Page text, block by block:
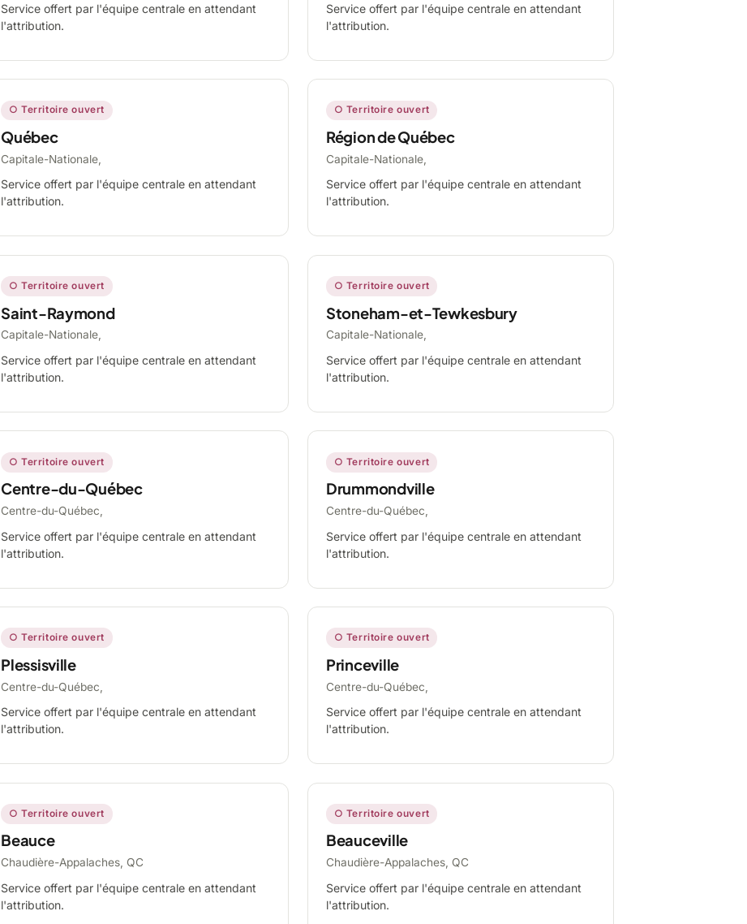
Service offert par l'équipe centrale en attendant
l'attribution.
Service offert par l'équipe centrale en attendant
l'attribution.
○ Territoire ouvert
Québec
Capitale-Nationale,
Service offert par l'équipe centrale en attendant
l'attribution.
○ Territoire ouvert
Région de Québec
Capitale-Nationale,
Service offert par l'équipe centrale en attendant
l'attribution.
○ Territoire ouvert
Saint-Raymond
Capitale-Nationale,
Service offert par l'équipe centrale en attendant
l'attribution.
○ Territoire ouvert
Stoneham-et-Tewkesbury
Capitale-Nationale,
Service offert par l'équipe centrale en attendant
l'attribution.
○ Territoire ouvert
Centre-du-Québec
Centre-du-Québec,
Service offert par l'équipe centrale en attendant
l'attribution.
○ Territoire ouvert
Drummondville
Centre-du-Québec,
Service offert par l'équipe centrale en attendant
l'attribution.
○ Territoire ouvert
Plessisville
Centre-du-Québec,
Service offert par l'équipe centrale en attendant
l'attribution.
○ Territoire ouvert
Princeville
Centre-du-Québec,
Service offert par l'équipe centrale en attendant
l'attribution.
○ Territoire ouvert
Beauce
Chaudière-Appalaches, QC
Service offert par l'équipe centrale en attendant
l'attribution.
○ Territoire ouvert
Beauceville
Chaudière-Appalaches, QC
Service offert par l'équipe centrale en attendant
l'attribution.